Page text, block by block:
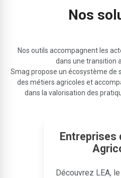
Nos
Nos outils accompagnent les
dans une transition
Smag propose un écosystème de
des métiers agricoles et
dans la valorisation des
Entreprises
Découvrez LEA,